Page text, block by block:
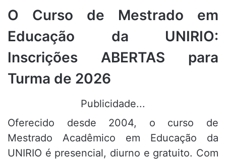
O Curso de Mestrado em
Educação da UNIRIO:
Inscrições ABERTAS para
Turma de 2026
Publicidade...
Oferecido desde 2004, o curso de
Mestrado Acadêmico em Educação da
UNIRIO é presencial, diurno e gratuito. Com